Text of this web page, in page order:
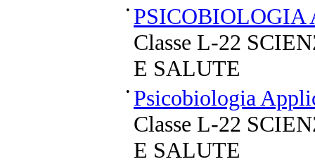
• PSICOBIOLOGIA
Classe L-22
E SALUTE
• Psicobiologia
Classe L-22
E SALUTE